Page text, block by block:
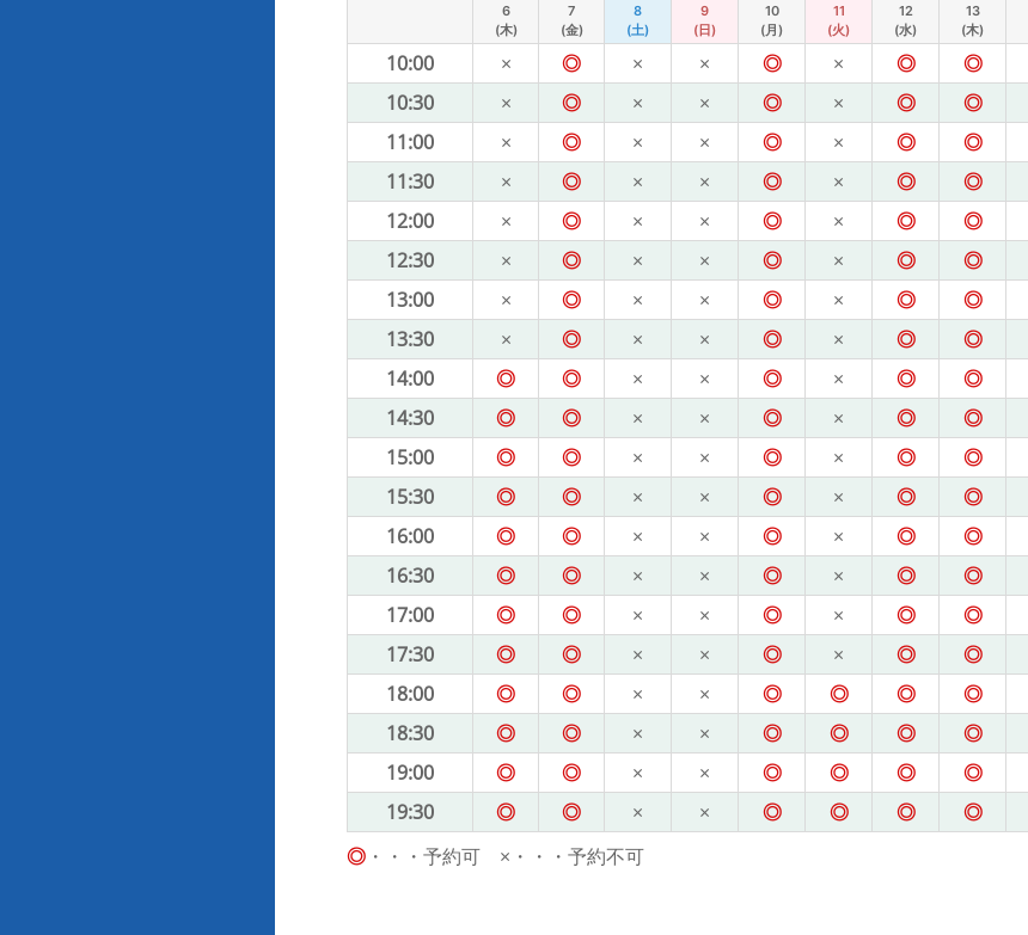
6
(木)
7
(金)
8
(土)
9
(日)
10
(月)
11
(火)
12
(水)
13
(木)
10:00 × ◎ × × ◎ × ◎ ◎
10:30
× ◎ × × ◎ × ◎ ◎
11:00
× ◎ × × ◎ × ◎ ◎
11:30
× ◎ × × ◎ × ◎ ◎
12:00
× ◎ × × ◎ × ◎ ◎
12:30
× ◎ × × ◎ × ◎ ◎
13:00
× ◎ × × ◎ × ◎ ◎
13:30
× ◎ × × ◎ × ◎ ◎
14:00
◎ ◎ × × ◎ × ◎ ◎
14:30
◎ ◎ × × ◎ × ◎ ◎
15:00
◎ ◎ × × ◎ × ◎ ◎
15:30
◎ ◎ × × ◎ × ◎ ◎
16:00
◎ ◎ × × ◎ × ◎ ◎
16:30
◎ ◎ × × ◎ × ◎ ◎
17:00
◎ ◎ × × ◎ × ◎ ◎
17:30
◎ ◎ × × ◎ × ◎ ◎
18:00
◎ ◎ × × ◎ ◎ ◎ ◎
18:30
◎ ◎ × × ◎ ◎ ◎ ◎
19:00
◎ ◎ × × ◎ ◎ ◎ ◎
19:30
◎ ◎ × × ◎ ◎ ◎ ◎
◎ ・・・予約可 ×・・・予約不可